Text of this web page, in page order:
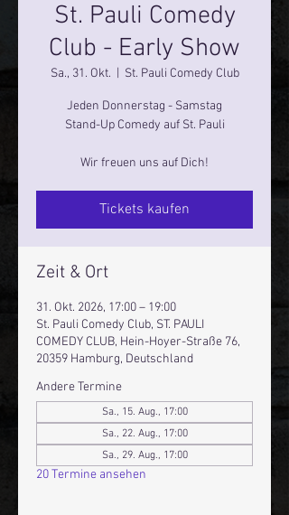
St. Pauli Comedy
Club - Early Show
Sa., 31. Okt. St. Pauli Comedy Club
Jeden Donnerstag - Samstag
Stand-Up Comedy auf St. Pauli
Wir freuen uns auf Dich!
Tickets kaufen
Zeit & Ort
31. Okt. 2026, 17:00 – 19:00
St. Pauli Comedy Club, ST. PAULI
COMEDY CLUB, Hein-Hoyer-Straße 76,
20359 Hamburg, Deutschland
Andere Termine
Sa., 15. Aug., 17:00
Sa., 22. Aug., 17:00
Sa., 29. Aug., 17:00
20 Termine ansehen